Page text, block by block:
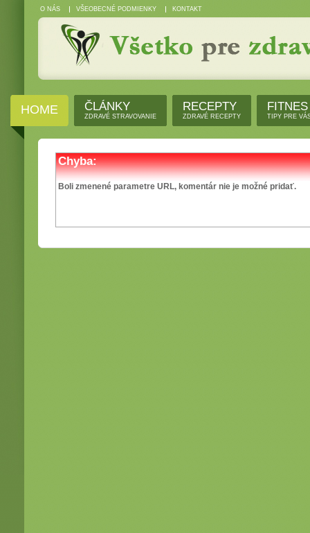
O NÁS VŠEOBECNÉ PODMIENKY KONTAKT
HOME ČLÁNKY
ZDRAVÉ STRAVOVANIE
RECEPTY
ZDRAVÉ RECEPTY
FITNES
TIPY PRE
Chyba:
Boli zmenené parametre URL, komentár nie je možné pridať.